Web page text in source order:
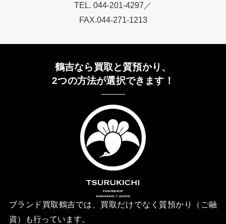
TEL. 044-201-4297／
FAX.044-271-1213
鶴吉なら買取と質預かり、
2つの方法が選択できます！
ブランド買取鶴吉では、買取だけでなく質預かり（ご融
資）も行っています。